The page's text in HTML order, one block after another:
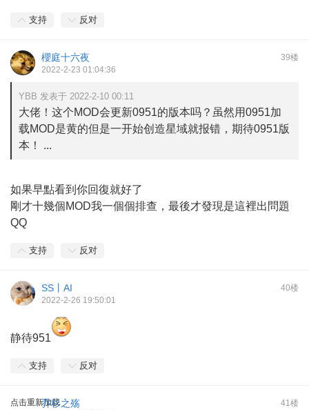
支持 反对
39楼
櫻庭十六夜
2022-2-23 01:04:36
YBB 发表于 2022-2-10 00:11
大佬！这个MOD会更新0951的版本吗？虽然用0951加
载MOD是黄的但是一开始创造星域就报错，期待0951版
本！ ...
如果早點看到你回復就好了
剛才十幾個MOD我一個個排查，最後才發現是這裡出問題
QQ
支持 反对
40楼
SS丨AI
2022-2-26 19:50:01
静待951
支持 反对
点击重新加载 41楼
乔杉之殇